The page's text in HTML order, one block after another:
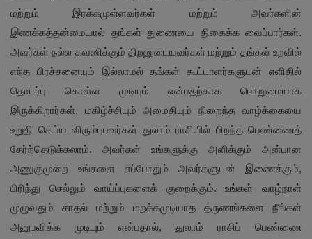
மற்றும் இரக்கமுள்ளவர்கள் மற்றும் அவர்களின்
இணக்கத்தன்மையால் தங்கள் துணையை திகைக்க வைப்பார்கள்.
அவர்கள் நல்ல கவனிக்கும் திறனுடையவர்கள் மற்றும் தங்கள் உறவில்
எந்த பிரச்சனையும் இல்லாமல் தங்கள் கூட்டாளர்களுடன் எளிதில்
தொடர்பு கொள்ள முடியும் என்பதற்காக பொறுமையாக
இருக்கிறார்கள். மகிழ்ச்சியும் அமைதியும் நிறைந்த வாழ்க்கையை
உறுதி செய்ய விரும்புபவர்கள் துலாம் ராசியில் பிறந்த பெண்ணைத்
தேர்ந்தெடுக்கலாம். அவர்கள் உங்களுக்கு அளிக்கும் அன்பான
அணுகுமுறை உங்களை எப்போதும் அவர்களுடன் இணைக்கும்,
பிரிந்து செல்லும் வாய்ப்புகளைக் குறைக்கும். உங்கள் வாழ்நாள்
முழுவதும் காதல் மற்றும் மறக்கமுடியாத தருணங்களை நீங்கள்
அனுபவிக்க முடியும் என்பதால், துலாம் ராசிப் பெண்ணை